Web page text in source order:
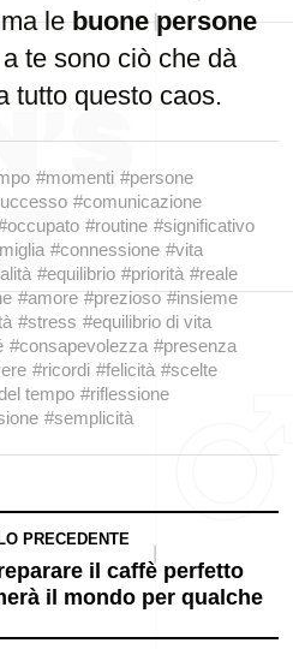
le buone persone
te sono ciò che dà
tutto questo caos.
#momenti #persone
#comunicazione
#routine #significativo
#connessione #vita
#equilibrio #priorità #reale
#amore #prezioso #insieme
#stress #equilibrio di vita
#consapevolezza #presenza
#ricordi #felicità #scelte
tempo #riflessione
#semplicità
PRECEDENTE
il caffè perfetto
il mondo per qualche